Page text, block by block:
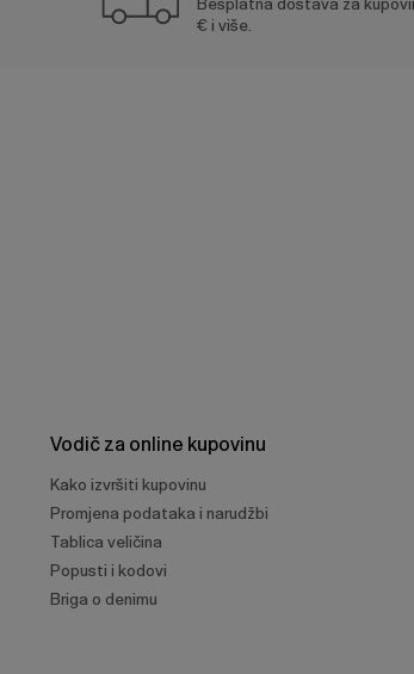
Besplatna dostava za
€ i više.
Vodič za online kupovinu
Kako izvršiti kupovinu
Promjena podataka i narudžbi
Tablica veličina
Popusti i kodovi
Briga o denimu